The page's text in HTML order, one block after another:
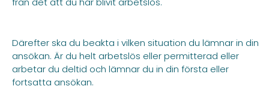
Därefter ska du beakta i vilken situation du lämnar in din
ansökan. Är du helt arbetslös eller permitterad eller
arbetar du deltid och lämnar du in din första eller
fortsatta ansökan.